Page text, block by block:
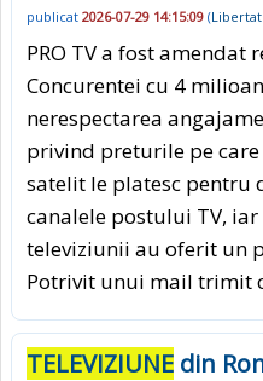
publicat 2026-07-29 14:15:09 (
PRO TV a fost amendat
Concurentei cu 4
nerespectarea
privind preturile pe
satelit le platesc pentru
canalele postului TV,
televiziunii au oferit un
Potrivit unui mail trimit
TELEVIZIUNE din